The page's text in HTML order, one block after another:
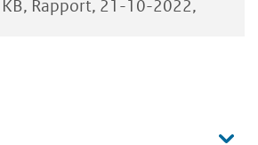
Rapport 21-10-2022